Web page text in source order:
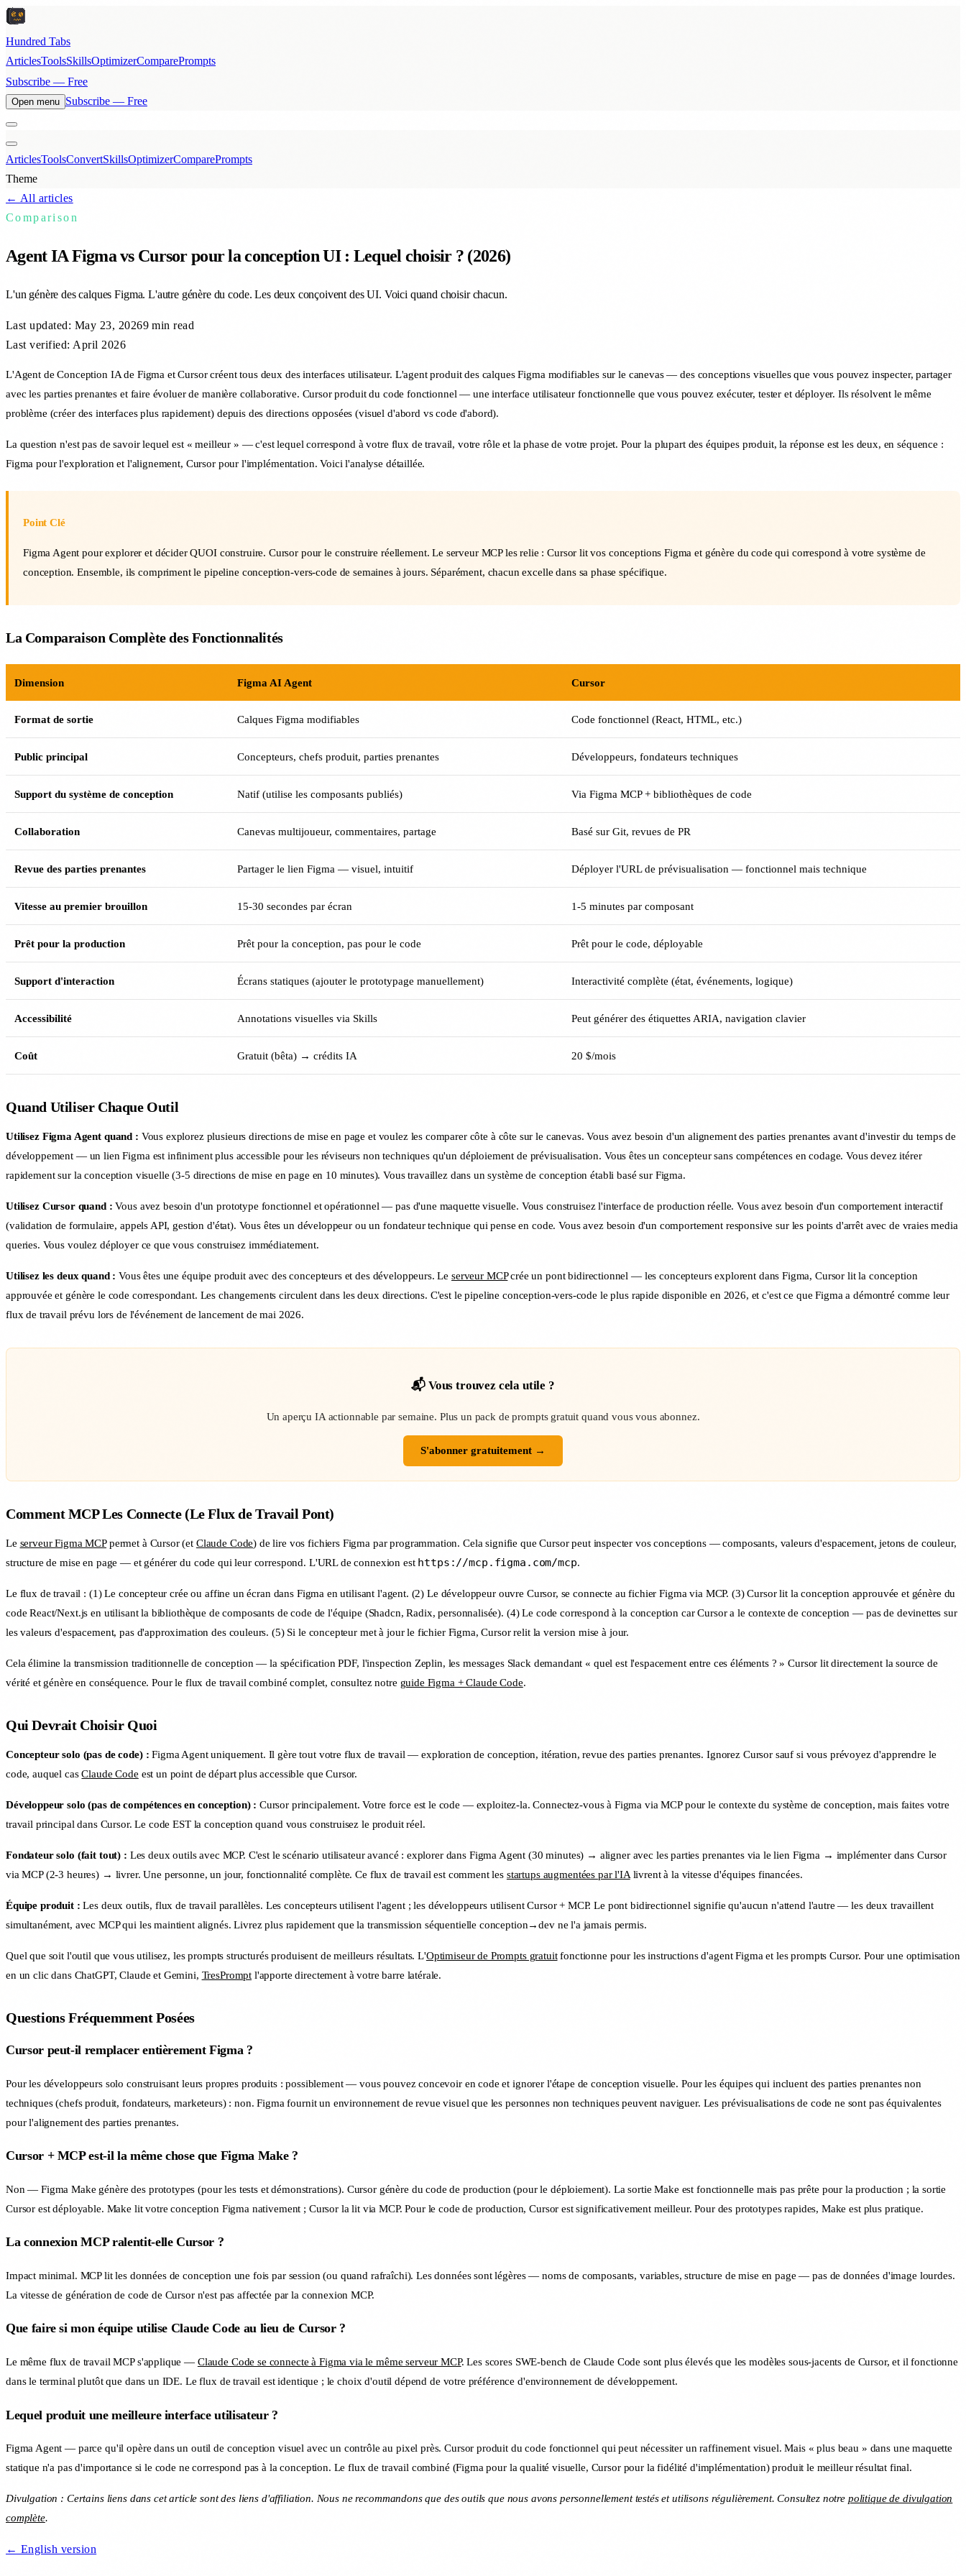
Hundred Tabs
ArticlesToolsSkillsOptimizerComparePrompts
Subscribe — Free
Open menu Subscribe — Free
ArticlesToolsConvertSkillsOptimizerComparePrompts
Theme
← All articles
Comparison
Agent IA Figma vs Cursor pour la conception UI : Lequel choisir ? (2026)
L'un génère des calques Figma. L'autre génère du code. Les deux conçoivent des UI. Voici quand choisir chacun.
Last updated: May 23, 20269 min read
Last verified: April 2026
L'Agent de Conception IA de Figma et Cursor créent tous deux des interfaces utilisateur. L'agent produit des calques Figma modifiables sur le canevas — des conceptions visuelles que vous pouvez inspecter, partager
avec les parties prenantes et faire évoluer de manière collaborative. Cursor produit du code fonctionnel — une interface utilisateur fonctionnelle que vous pouvez exécuter, tester et déployer. Ils résolvent le même
problème (créer des interfaces plus rapidement) depuis des directions opposées (visuel d'abord vs code d'abord).
La question n'est pas de savoir lequel est « meilleur » — c'est lequel correspond à votre flux de travail, votre rôle et la phase de votre projet. Pour la plupart des équipes produit, la réponse est les deux, en séquence :
Figma pour l'exploration et l'alignement, Cursor pour l'implémentation. Voici l'analyse détaillée.
Point Clé
Figma Agent pour explorer et décider QUOI construire. Cursor pour le construire réellement. Le serveur MCP les relie : Cursor lit vos conceptions Figma et génère du code qui correspond à votre système de
conception. Ensemble, ils compriment le pipeline conception-vers-code de semaines à jours. Séparément, chacun excelle dans sa phase spécifique.
La Comparaison Complète des Fonctionnalités
Dimension Figma AI Agent Cursor
Format de sortie Calques Figma modifiables Code fonctionnel (React, HTML, etc.)
Public principal Concepteurs, chefs produit, parties prenantes Développeurs, fondateurs techniques
Support du système de conception Natif (utilise les composants publiés) Via Figma MCP + bibliothèques de code
Collaboration Canevas multijoueur, commentaires, partage Basé sur Git, revues de PR
Revue des parties prenantes Partager le lien Figma — visuel, intuitif Déployer l'URL de prévisualisation — fonctionnel mais technique
Vitesse au premier brouillon 15-30 secondes par écran 1-5 minutes par composant
Prêt pour la production Prêt pour la conception, pas pour le code Prêt pour le code, déployable
Support d'interaction Écrans statiques (ajouter le prototypage manuellement) Interactivité complète (état, événements, logique)
Accessibilité Annotations visuelles via Skills Peut générer des étiquettes ARIA, navigation clavier
Coût Gratuit (bêta) → crédits IA 20 $/mois
Quand Utiliser Chaque Outil
Utilisez Figma Agent quand : Vous explorez plusieurs directions de mise en page et voulez les comparer côte à côte sur le canevas. Vous avez besoin d'un alignement des parties prenantes avant d'investir du temps de
développement — un lien Figma est infiniment plus accessible pour les réviseurs non techniques qu'un déploiement de prévisualisation. Vous êtes un concepteur sans compétences en codage. Vous devez itérer
rapidement sur la conception visuelle (3-5 directions de mise en page en 10 minutes). Vous travaillez dans un système de conception établi basé sur Figma.
Utilisez Cursor quand : Vous avez besoin d'un prototype fonctionnel et opérationnel — pas d'une maquette visuelle. Vous construisez l'interface de production réelle. Vous avez besoin d'un comportement interactif
(validation de formulaire, appels API, gestion d'état). Vous êtes un développeur ou un fondateur technique qui pense en code. Vous avez besoin d'un comportement responsive sur les points d'arrêt avec de vraies media
queries. Vous voulez déployer ce que vous construisez immédiatement.
Utilisez les deux quand : Vous êtes une équipe produit avec des concepteurs et des développeurs. Leserveur MCPcrée un pont bidirectionnel — les concepteurs explorent dans Figma, Cursor lit la conception
approuvée et génère le code correspondant. Les changements circulent dans les deux directions. C'est le pipeline conception-vers-code le plus rapide disponible en 2026, et c'est ce que Figma a démontré comme leur
flux de travail prévu lors de l'événement de lancement de mai 2026.
📬 Vous trouvez cela utile ?
Un aperçu IA actionnable par semaine. Plus un pack de prompts gratuit quand vous vous abonnez.
S'abonner gratuitement →
Comment MCP Les Connecte (Le Flux de Travail Pont)
Le serveur Figma MCPpermet à Cursor (et Claude Code) de lire vos fichiers Figma par programmation. Cela signifie que Cursor peut inspecter vos conceptions — composants, valeurs d'espacement, jetons de couleur,
structure de mise en page — et générer du code qui leur correspond. L'URL de connexion est https://mcp.figma.com/mcp.
Le flux de travail : (1) Le concepteur crée ou affine un écran dans Figma en utilisant l'agent. (2) Le développeur ouvre Cursor, se connecte au fichier Figma via MCP. (3) Cursor lit la conception approuvée et génère du
code React/Next.js en utilisant la bibliothèque de composants de code de l'équipe (Shadcn, Radix, personnalisée). (4) Le code correspond à la conception car Cursor a le contexte de conception — pas de devinettes sur
les valeurs d'espacement, pas d'approximation des couleurs. (5) Si le concepteur met à jour le fichier Figma, Cursor relit la version mise à jour.
Cela élimine la transmission traditionnelle de conception — la spécification PDF, l'inspection Zeplin, les messages Slack demandant « quel est l'espacement entre ces éléments ? » Cursor lit directement la source de
vérité et génère en conséquence. Pour le flux de travail combiné complet, consultez notre guide Figma + Claude Code.
Qui Devrait Choisir Quoi
Concepteur solo (pas de code) : Figma Agent uniquement. Il gère tout votre flux de travail — exploration de conception, itération, revue des parties prenantes. Ignorez Cursor sauf si vous prévoyez d'apprendre le
code, auquel casClaude Code est un point de départ plus accessible que Cursor.
Développeur solo (pas de compétences en conception) : Cursor principalement. Votre force est le code — exploitez-la. Connectez-vous à Figma via MCP pour le contexte du système de conception, mais faites votre
travail principal dans Cursor. Le code EST la conception quand vous construisez le produit réel.
Fondateur solo (fait tout) : Les deux outils avec MCP. C'est le scénario utilisateur avancé : explorer dans Figma Agent (30 minutes) → aligner avec les parties prenantes via le lien Figma → implémenter dans Cursor
via MCP (2-3 heures) → livrer. Une personne, un jour, fonctionnalité complète. Ce flux de travail est comment les startups augmentées par l'IAlivrent à la vitesse d'équipes financées.
Équipe produit : Les deux outils, flux de travail parallèles. Les concepteurs utilisent l'agent ; les développeurs utilisent Cursor + MCP. Le pont bidirectionnel signifie qu'aucun n'attend l'autre — les deux travaillent
simultanément, avec MCP qui les maintient alignés. Livrez plus rapidement que la transmission séquentielle conception→dev ne l'a jamais permis.
Quel que soit l'outil que vous utilisez, les prompts structurés produisent de meilleurs résultats. L'Optimiseur de Prompts gratuitfonctionne pour les instructions d'agent Figma et les prompts Cursor. Pour une optimisation
en un clic dans ChatGPT, Claude et Gemini, TresPrompt l'apporte directement à votre barre latérale.
Questions Fréquemment Posées
Cursor peut-il remplacer entièrement Figma ?
Pour les développeurs solo construisant leurs propres produits : possiblement — vous pouvez concevoir en code et ignorer l'étape de conception visuelle. Pour les équipes qui incluent des parties prenantes non
techniques (chefs produit, fondateurs, marketeurs) : non. Figma fournit un environnement de revue visuel que les personnes non techniques peuvent naviguer. Les prévisualisations de code ne sont pas équivalentes
pour l'alignement des parties prenantes.
Cursor + MCP est-il la même chose que Figma Make ?
Non — Figma Make génère des prototypes (pour les tests et démonstrations). Cursor génère du code de production (pour le déploiement). La sortie Make est fonctionnelle mais pas prête pour la production ; la sortie
Cursor est déployable. Make lit votre conception Figma nativement ; Cursor la lit via MCP. Pour le code de production, Cursor est significativement meilleur. Pour des prototypes rapides, Make est plus pratique.
La connexion MCP ralentit-elle Cursor ?
Impact minimal. MCP lit les données de conception une fois par session (ou quand rafraîchi). Les données sont légères — noms de composants, variables, structure de mise en page — pas de données d'image lourdes.
La vitesse de génération de code de Cursor n'est pas affectée par la connexion MCP.
Que faire si mon équipe utilise Claude Code au lieu de Cursor ?
Le même flux de travail MCP s'applique — Claude Code se connecte à Figma via le même serveur MCP. Les scores SWE-bench de Claude Code sont plus élevés que les modèles sous-jacents de Cursor, et il fonctionne
dans le terminal plutôt que dans un IDE. Le flux de travail est identique ; le choix d'outil dépend de votre préférence d'environnement de développement.
Lequel produit une meilleure interface utilisateur ?
Figma Agent — parce qu'il opère dans un outil de conception visuel avec un contrôle au pixel près. Cursor produit du code fonctionnel qui peut nécessiter un raffinement visuel. Mais « plus beau » dans une maquette
statique n'a pas d'importance si le code ne correspond pas à la conception. Le flux de travail combiné (Figma pour la qualité visuelle, Cursor pour la fidélité d'implémentation) produit le meilleur résultat final.
Divulgation : Certains liens dans cet article sont des liens d'affiliation. Nous ne recommandons que des outils que nous avons personnellement testés et utilisons régulièrement. Consultez notre politique de divulgation
complète.
← English version